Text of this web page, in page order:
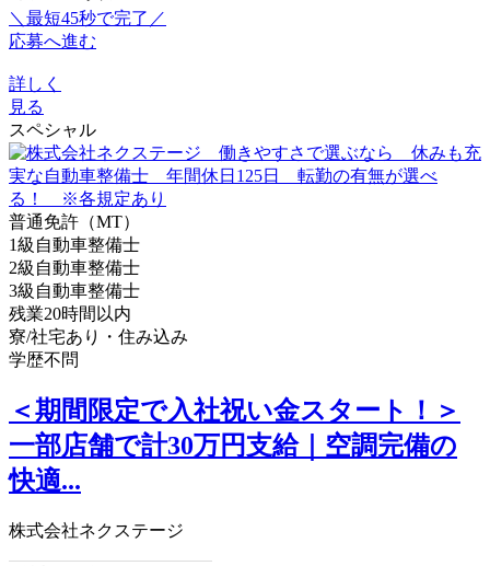
＼最短45秒で完了／
応募へ進む
詳しく
見る
スペシャル
普通免許（MT）
1級自動車整備士
2級自動車整備士
3級自動車整備士
残業20時間以内
寮/社宅あり・住み込み
学歴不問
＜期間限定で入社祝い金スタート！＞
一部店舗で計30万円支給｜空調完備の
快適...
株式会社ネクステージ